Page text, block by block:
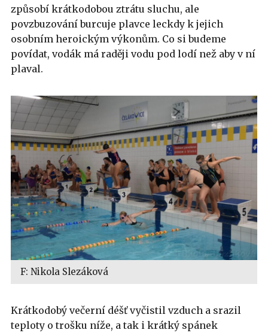
způsobí krátkodobou ztrátu sluchu, ale
povzbuzování burcuje plavce leckdy k jejich
osobním heroickým výkonům. Co si budeme
povídat, vodák má raději vodu pod lodí než aby v ní
plaval.
F: Nikola Slezáková
Krátkodobý večerní déšť vyčistil vzduch a srazil
teploty o trošku níže, a tak i krátký spánek